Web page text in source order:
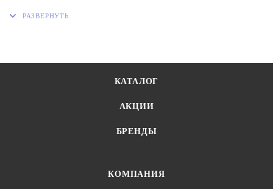
информацию, которая поможет курьеру вас найти. Нажмите
КАТАЛОГ
АКЦИИ
БРЕНДЫ
КОМПАНИЯ